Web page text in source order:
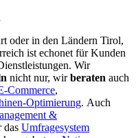
oder in den Ländern Tirol,
ist echonet für Kunden
Wir
nicht nur, wirberaten auch
Commerce,
Optimierung. Auch
&
das Umfragesystem